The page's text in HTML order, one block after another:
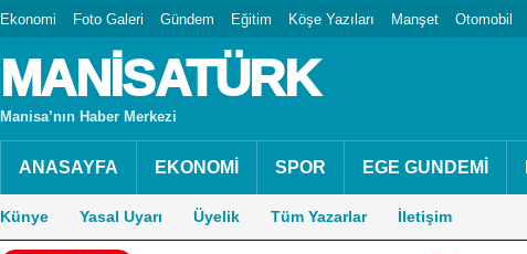
Ekonomi Foto Galeri Gündem Eğitim Köşe Yazıları Manşet Otomobil
MANİSATÜRK
Manisa’nın Haber Merkezi
ANASAYFA EKONOMİ SPOR EGE GUNDEMİ
Künye Yasal Uyarı Üyelik Tüm Yazarlar İletişim